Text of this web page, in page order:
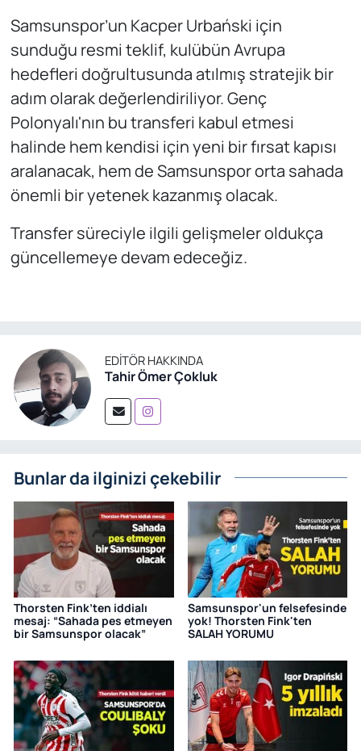
Samsunspor’un Kacper Urbański için
sunduğu resmi teklif, kulübün Avrupa
hedefleri doğrultusunda atılmış stratejik bir
adım olarak değerlendiriliyor. Genç
Polonyalı'nın bu transferi kabul etmesi
halinde hem kendisi için yeni bir fırsat kapısı
aralanacak, hem de Samsunspor orta sahada
önemli bir yetenek kazanmış olacak.
Transfer süreciyle ilgili gelişmeler oldukça
güncellemeye devam edeceğiz.
EDITÖR HAKKINDA
Tahir Ömer Çokluk
Bunlar da ilginizi çekebilir
Thorsten Fink’ten iddialı
mesaj: “Sahada pes etmeyen
bir Samsunspor olacak”
Samsunspor'un felsefesinde
yok! Thorsten Fink'ten
SALAH YORUMU